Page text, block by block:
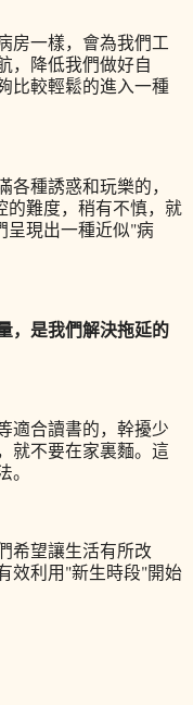
房一樣，會為我們工
，降低我們做好自
比較輕鬆的進入一種
種誘惑和玩樂的，
的難度，稍有不慎，就
呈現出一種近似"病
，是我們解決拖延的
適合讀書的，幹擾少
就不要在家裏麵。這
希望讓生活有所改
效利用"新生時段"開始